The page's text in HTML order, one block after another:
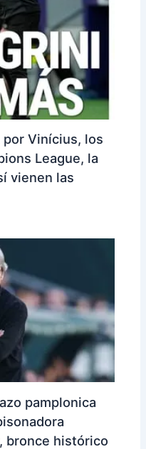
por Vinícius, los
League, la
vienen las
pamplonica
bronce histórico